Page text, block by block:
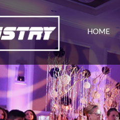
HOME